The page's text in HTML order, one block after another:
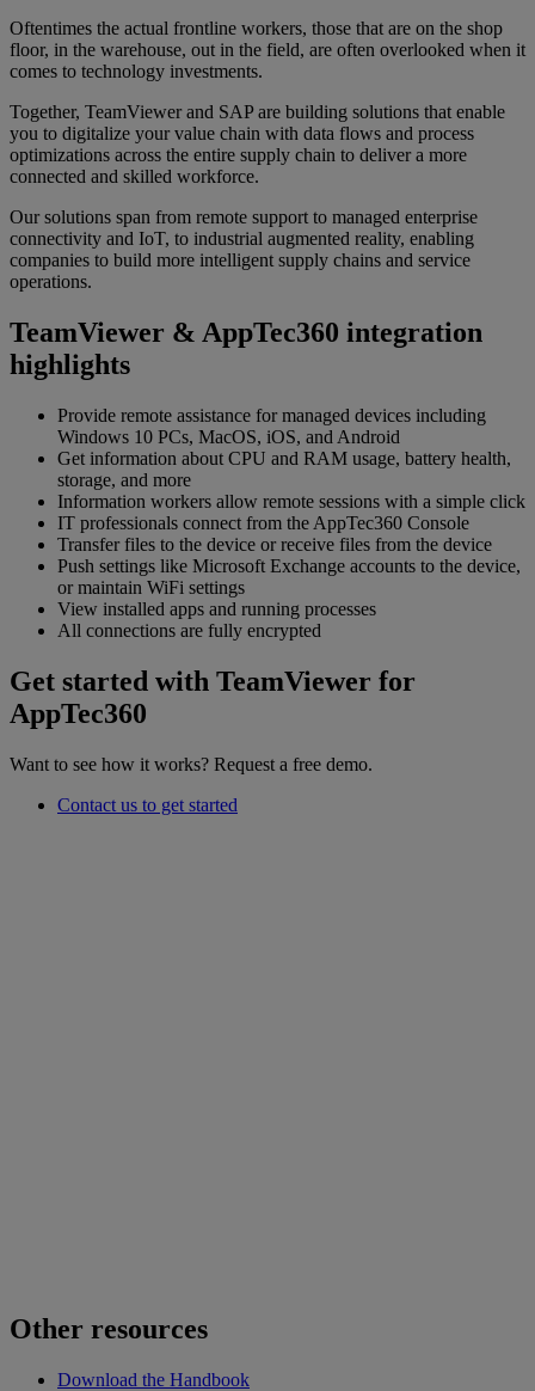
Oftentimes the actual frontline workers, those that are on the shop
floor, in the warehouse, out in the field, are often overlooked when it
comes to technology investments.
Together, TeamViewer and SAP are building solutions that enable
you to digitalize your value chain with data flows and process
optimizations across the entire supply chain to deliver a more
connected and skilled workforce.
Our solutions span from remote support to managed enterprise
connectivity and IoT, to industrial augmented reality, enabling
companies to build more intelligent supply chains and service
operations.
TeamViewer & AppTec360 integration
highlights
Provide remote assistance for managed devices including
Windows 10 PCs, MacOS, iOS, and Android
Get information about CPU and RAM usage, battery health,
storage, and more
Information workers allow remote sessions with a simple click
IT professionals connect from the AppTec360 Console
Transfer files to the device or receive files from the device
Push settings like Microsoft Exchange accounts to the device,
or maintain WiFi settings
View installed apps and running processes
All connections are fully encrypted
Get started with TeamViewer for
AppTec360
Want to see how it works? Request a free demo.
Contact us to get started
Other resources
Download the Handbook